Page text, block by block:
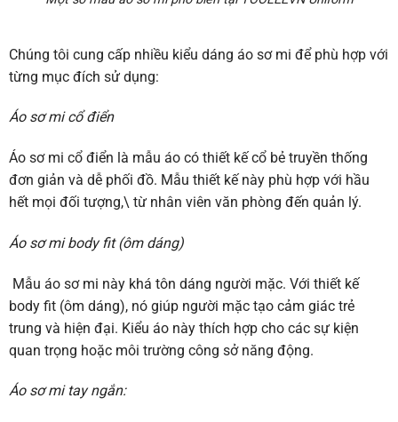
Chúng tôi cung cấp nhiều kiểu dáng áo sơ mi để phù hợp với
từng mục đích sử dụng:
Áo sơ mi cổ điển
Áo sơ mi cổ điển là mẫu áo có thiết kế cổ bẻ truyền thống
đơn giản và dễ phối đồ. Mẫu thiết kế này phù hợp với hầu
hết mọi đối tượng,\ từ nhân viên văn phòng đến quản lý.
Áo sơ mi body fit (ôm dáng)
Mẫu áo sơ mi này khá tôn dáng người mặc. Với thiết kế
body fit (ôm dáng), nó giúp người mặc tạo cảm giác trẻ
trung và hiện đại. Kiểu áo này thích hợp cho các sự kiện
quan trọng hoặc môi trường công sở năng động.
Áo sơ mi tay ngắn: